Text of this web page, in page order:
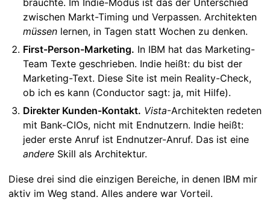
brauchte. Im Indie-Modus ist das der Unterschied
zwischen Markt-Timing und Verpassen. Architekten
müssen lernen, in Tagen statt Wochen zu denken.
First-Person-Marketing. In IBM hat das Marketing-
Team Texte geschrieben. Indie heißt: du bist der
Marketing-Text. Diese Site ist mein Reality-Check,
ob ich es kann (Conductor sagt: ja, mit Hilfe).
Direkter Kunden-Kontakt. Vista-Architekten redeten
mit Bank-CIOs, nicht mit Endnutzern. Indie heißt:
jeder erste Anruf ist Endnutzer-Anruf. Das ist eine
andere Skill als Architektur.
Diese drei sind die einzigen Bereiche, in denen IBM mir
aktiv im Weg stand. Alles andere war Vorteil.